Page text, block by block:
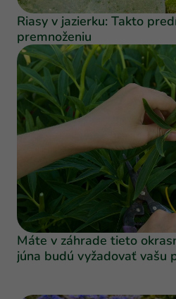
Riasy v jazierku: Takto
premnoženiu
Máte v záhrade tieto
júna budú vyžadovať vašu